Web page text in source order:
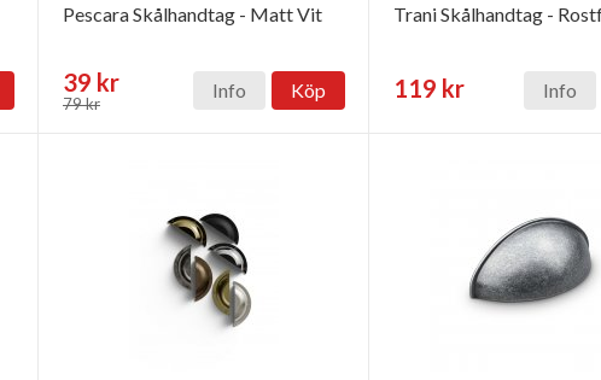
Pescara Skålhandtag - Matt Vit
39 kr
79 kr
Info Köp
Trani Skålhandtag -
119 kr Info